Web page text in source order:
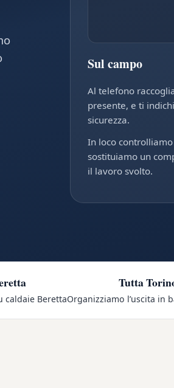
Sul campo
Al telefono
presente, e ti
sicurezza.
In loco
sostituiamo un
il lavoro svolto.
caldaie Beretta
Tutta
Organizziamo l’uscita in